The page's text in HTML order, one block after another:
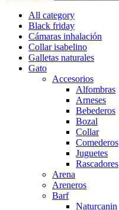
All category
Black friday
Cámaras inhalación
Collar isabelino
Galletas naturales
Gato
Accesorios
Alfombras
Arneses
Bebederos
Bozal
Collar
Comederos
Juguetes
Rascadores
Arena
Areneros
Barf
Naturcanin